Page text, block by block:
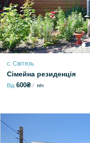
с. Світязь
Сімейна резиденція
Від 600₴ ніч